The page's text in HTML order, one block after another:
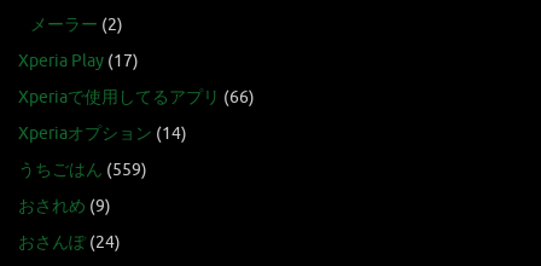
メーラー (2)
Xperia Play (17)
Xperiaで使用してるアプリ (66)
Xperiaオプション (14)
うちごはん (559)
おされめ (9)
おさんぽ(24)